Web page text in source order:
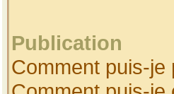
Publication
Comment puis-